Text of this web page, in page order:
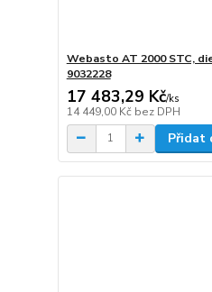
Webasto AT 2000 STC,
9032228
17 483,29 Kč/ks
14 449,00 Kč bez DPH
Přidat